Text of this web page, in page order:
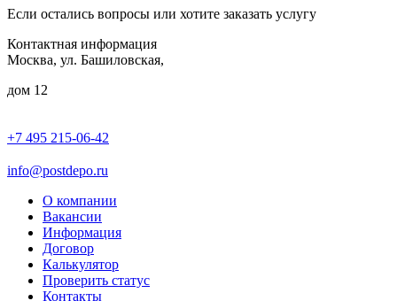
Если остались вопросы или хотите заказать услугу
Контактная информация
Москва, ул. Башиловская,
дом 12
+7 495 215-06-42
info@postdepo.ru
О компании
Вакансии
Информация
Договор
Калькулятор
Проверить статус
Контакты